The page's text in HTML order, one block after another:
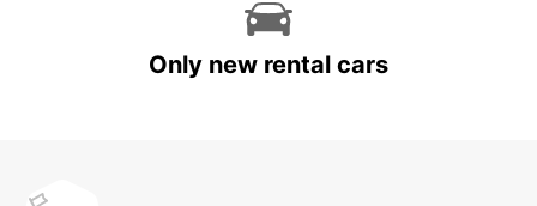
Only new rental cars